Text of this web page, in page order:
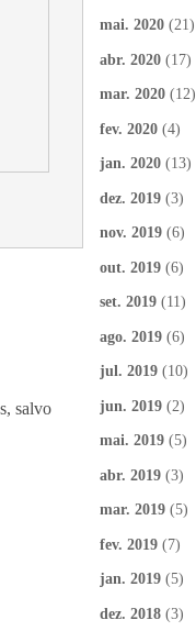
salvo
mai. 2020 (21)
abr. 2020 (17)
mar. 2020 (12)
fev. 2020 (4)
jan. 2020 (13)
dez. 2019 (3)
nov. 2019 (6)
out. 2019 (6)
set. 2019 (11)
ago. 2019 (6)
jul. 2019 (10)
jun. 2019 (2)
mai. 2019 (5)
abr. 2019 (3)
mar. 2019 (5)
fev. 2019 (7)
jan. 2019 (5)
dez. 2018 (3)